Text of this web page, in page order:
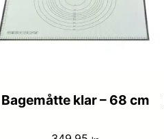
Bagemåtte klar – 68 cm